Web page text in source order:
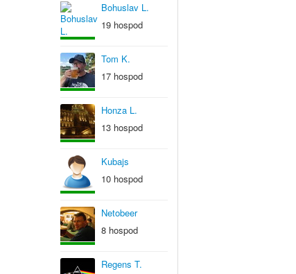
Bohuslav L.
19 hospod
Tom K.
17 hospod
Honza L.
13 hospod
Kubajs
10 hospod
Netobeer
8 hospod
Regens T.